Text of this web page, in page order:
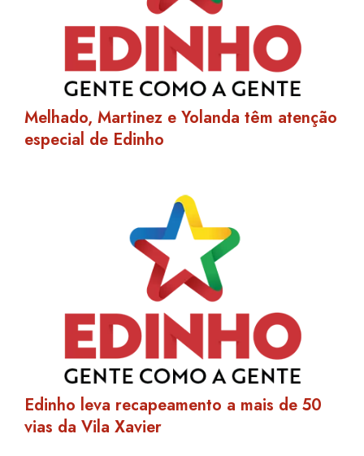
Melhado, Martinez e Yolanda têm atenção
especial de Edinho
Edinho leva recapeamento a mais de 50
vias da Vila Xavier